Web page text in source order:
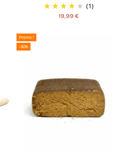
(1)
19,99 €
Promo !
-30%